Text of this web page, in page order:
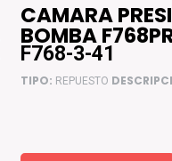
CAMARA
BOMBA
F768-3-41
TIPO: REPUESTO